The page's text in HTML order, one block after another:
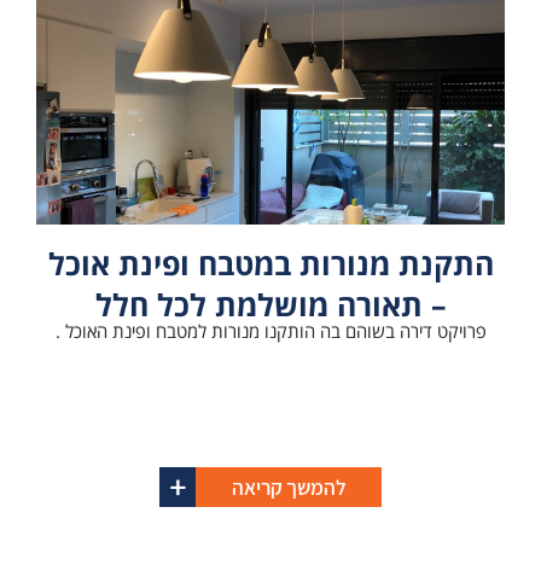
התקנת מנורות במטבח ופינת אוכל
– תאורה מושלמת לכל חלל
פרויקט דירה בשוהם בה הותקנו מנורות למטבח ופינת האוכל .
להמשך קריאה